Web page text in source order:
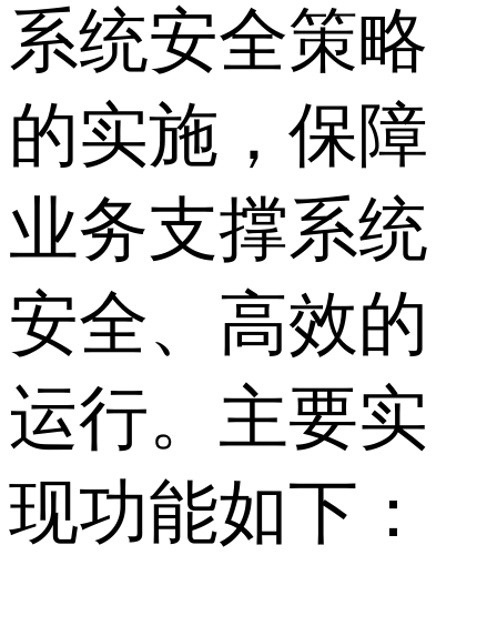
系统安全策略
的实施，保障
业务支撑系统
安全、高效的
运行。主要实
现功能如下：